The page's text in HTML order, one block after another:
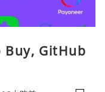
GitHub